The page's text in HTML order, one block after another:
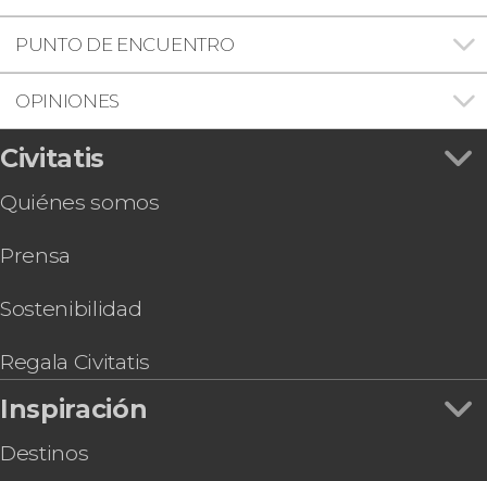
PUNTO DE ENCUENTRO
OPINIONES
Civitatis
Quiénes somos
Prensa
Sostenibilidad
Regala Civitatis
Inspiración
Destinos